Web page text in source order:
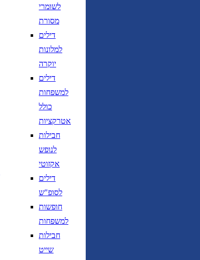
לשומרי
מסורת
דילים
למלונות
יוקרה
דילים
למשפחות
כולל
אטרקציות
חבילות
לנופש
אקזוטי
דילים
לסופ"ש
חופשות
למשפחות
חבילות
שייט